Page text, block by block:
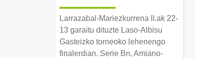
Larrazabal-Mariezkurrena II.ak 22-
13 garaitu dituzte Laso-Albisu
Gasteizko torneoko lehenengo
finalerdian. Serie Bn, Amiano-